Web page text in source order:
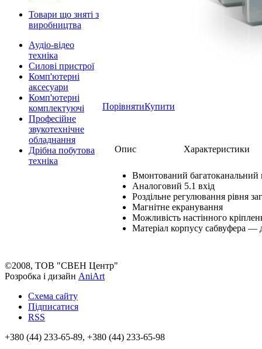
Товари що зняті з
виробництва
Аудіо-відео
техніка
Силові пристрої
Комп'ютерні
аксесуари
Комп'ютерні
комплектуючі
Професійне
звукотехнічне
обладнання
Дрібна побутова
техніка
ПорівнятиКупити
Опис Характеристики
Вмонтований багатоканальний
Аналоговий 5.1 вхід
Роздільне регулювання рівня
Магнітне екранування
Можливість настінного
Матеріал корпусу сабвуфера —
©2008, ТОВ "СВЕН Центр"
Розробка і дизайн AniArt
Схема сайту
Підписатися
RSS
+380 (44) 233-65-89, +380 (44) 233-65-98